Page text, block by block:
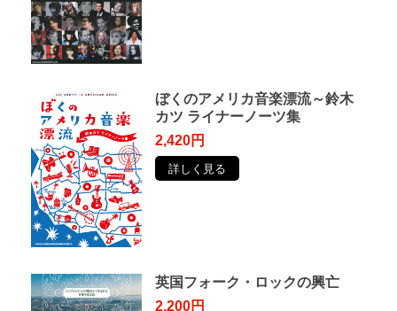
ぼくのアメリカ音楽漂流～鈴木
カツ ライナーノーツ集
2,420円
詳しく見る
英国フォーク・ロックの興亡
2,200円